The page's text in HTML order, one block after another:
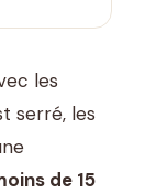
les
serré, les
de 15